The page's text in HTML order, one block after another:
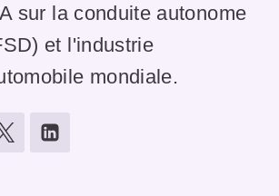
sur la conduite autonome
et l'industrie
mondiale.